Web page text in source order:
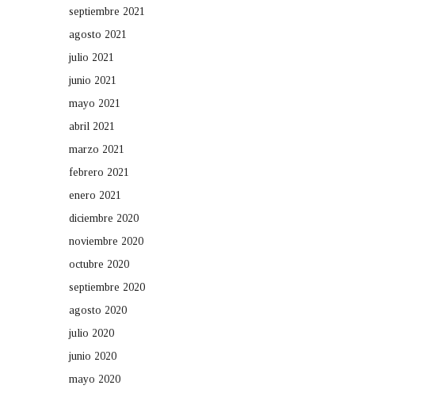
septiembre 2021
agosto 2021
julio 2021
junio 2021
mayo 2021
abril 2021
marzo 2021
febrero 2021
enero 2021
diciembre 2020
noviembre 2020
octubre 2020
septiembre 2020
agosto 2020
julio 2020
junio 2020
mayo 2020